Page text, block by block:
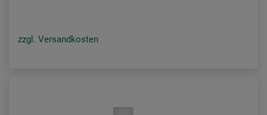
zzgl. Versandkosten